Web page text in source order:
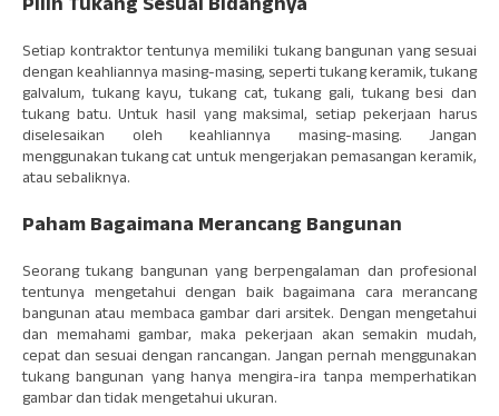
Pilih Tukang Sesuai Bidangnya
Setiap kontraktor tentunya memiliki tukang bangunan yang sesuai
dengan keahliannya masing-masing, seperti tukang keramik, tukang
galvalum, tukang kayu, tukang cat, tukang gali, tukang besi dan
tukang batu. Untuk hasil yang maksimal, setiap pekerjaan harus
diselesaikan oleh keahliannya masing-masing. Jangan
menggunakan tukang cat untuk mengerjakan pemasangan keramik,
atau sebaliknya.
Paham Bagaimana Merancang Bangunan
Seorang tukang bangunan yang berpengalaman dan profesional
tentunya mengetahui dengan baik bagaimana cara merancang
bangunan atau membaca gambar dari arsitek. Dengan mengetahui
dan memahami gambar, maka pekerjaan akan semakin mudah,
cepat dan sesuai dengan rancangan. Jangan pernah menggunakan
tukang bangunan yang hanya mengira-ira tanpa memperhatikan
gambar dan tidak mengetahui ukuran.